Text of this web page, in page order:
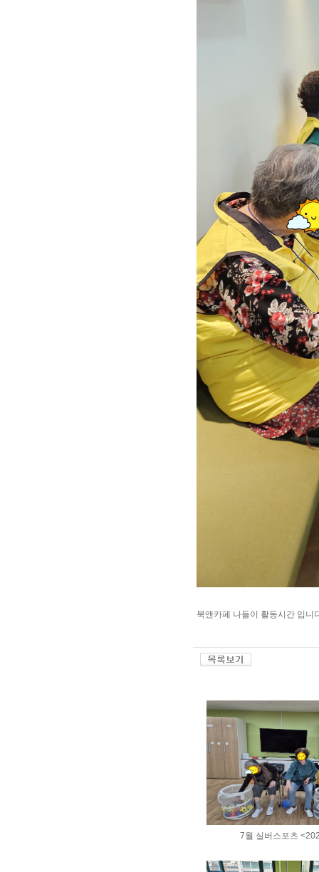
북앤카페 나들이 활동시간 입니
7월 실버스포츠